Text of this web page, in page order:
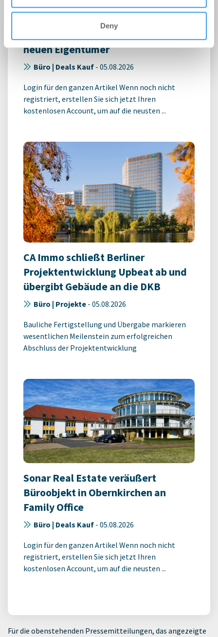
Deny
GWU-Standort in Neu-Ulm erhält
neuen Eigentümer
Büro | Deals Kauf - 05.08.2026
Login für den ganzen Artikel Wenn noch nicht
registriert, erstellen Sie sich jetzt Ihren
kostenlosen Account, um auf die neusten ...
CA Immo schließt Berliner
Projektentwicklung Upbeat ab und
übergibt Gebäude an die DKB
Büro | Projekte - 05.08.2026
Bauliche Fertigstellung und Übergabe markieren
wesentlichen Meilenstein zum erfolgreichen
Abschluss der Projektentwicklung
Sonar Real Estate veräußert
Büroobjekt in Obernkirchen an
Family Office
Büro | Deals Kauf - 05.08.2026
Login für den ganzen Artikel Wenn noch nicht
registriert, erstellen Sie sich jetzt Ihren
kostenlosen Account, um auf die neusten ...
Für die obenstehenden Pressemitteilungen, das angezeigte